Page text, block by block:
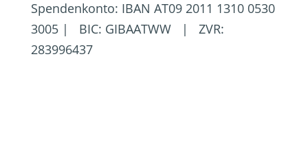
Spendenkonto: IBAN AT09 2011 1310 0530
3005 | BIC: GIBAATWW | ZVR:
283996437